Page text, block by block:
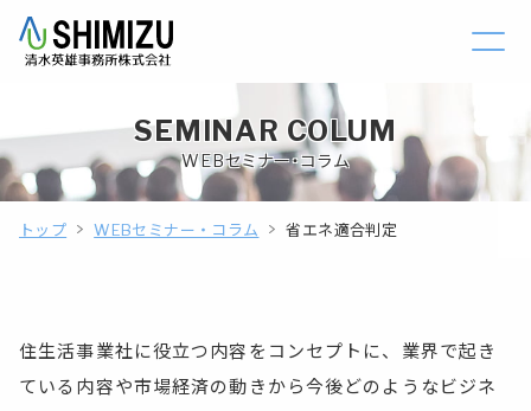
SEMINAR COLUM
WEBセミナー・コラム
トップ WEBセミナー・コラム 省エネ適合判定
住生活事業社に役立つ内容をコンセプトに、業界で起き
ている内容や市場経済の動きから今後どのようなビジネ